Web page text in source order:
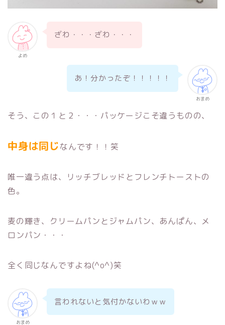
よめ
ざわ・・・ざわ・・・
おまめ
あ！分かったぞ！！！！！
そう、この１と２・・・パッケージこそ違うものの、
中身は同じなんです！！笑
唯一違う点は、リッチブレッドとフレンチトーストの
色。
麦の輝き、クリームパンとジャムパン、あんぱん、メ
ロンパン・・・
全く同じなんですよね(^o^)笑
おまめ
言われないと気付かないわｗｗ